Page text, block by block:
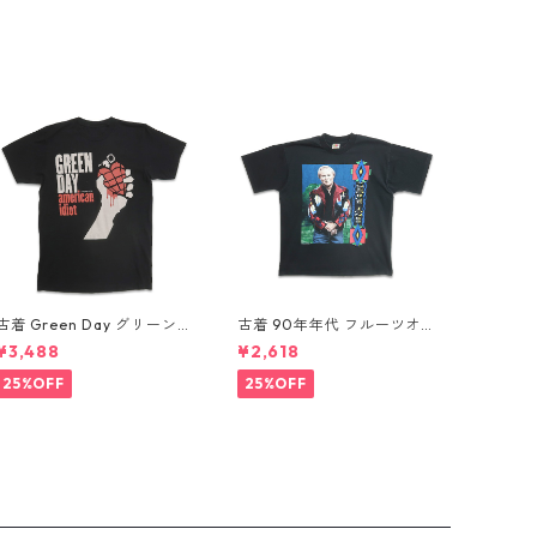
着 Green Day グリーンデ
バンドTシャツ バンT プ
リントTシャツ ブラック 表
記：-- gd410395n w608
25%OFF
古着 90年年代 フルーツオブ
ザルーム カントリー・ミュ
ージック George Jones ジ
ョージ・ジョーンズ バンドT
シャツ バンT プリントTシャ
¥2,618
25%OFF